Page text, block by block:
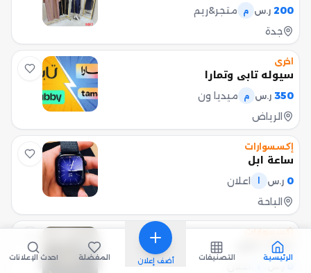
200 ر.س م
متجر&ريم
جدة
اخرى
سيوله تابي وتمارا
350 ر.س م
ميديا ون
الرياض
إكسسوارات
ساعة ابل
0 ر.س
اعلان
الباحة
إكسسوارات
عينات عطور
الرئيسية التصنيفات أضف إعلان المفضلة أحدث الإعلانات